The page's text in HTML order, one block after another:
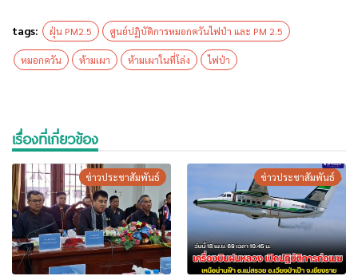
tags: ฝุ่น PM2.5 ศูนย์ปฏิบัติการหมอกควันไฟป่า และ PM 2.5
หมอกควัน ห้ามเผา ห้ามเผาในที่โล่ง ไฟป่า
เรื่องที่เกี่ยวข้อง
ข่าวประชาสัมพันธ์ ข่าวประชาสัมพันธ์